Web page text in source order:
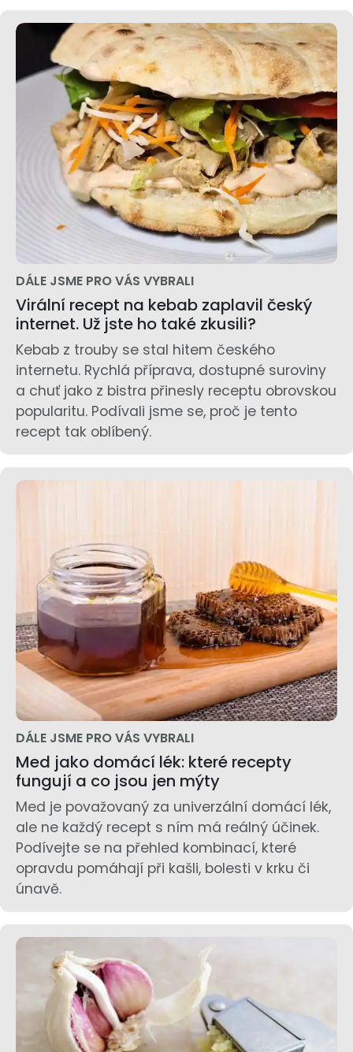
DÁLE JSME PRO VÁS VYBRALI
Virální recept na kebab zaplavil český
internet. Už jste ho také zkusili?
Kebab z trouby se stal hitem českého
internetu. Rychlá příprava, dostupné suroviny
a chuť jako z bistra přinesly receptu obrovskou
popularitu. Podívali jsme se, proč je tento
recept tak oblíbený.
DÁLE JSME PRO VÁS VYBRALI
Med jako domácí lék: které recepty
fungují a co jsou jen mýty
Med je považovaný za univerzální domácí lék,
ale ne každý recept s ním má reálný účinek.
Podívejte se na přehled kombinací, které
opravdu pomáhají při kašli, bolesti v krku či
únavě.